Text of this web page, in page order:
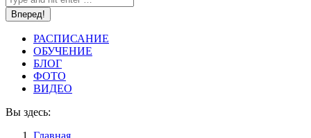
РАСПИСАНИЕ
ОБУЧЕНИЕ
БЛОГ
ФОТО
ВИДЕО
Вы здесь:
Главная